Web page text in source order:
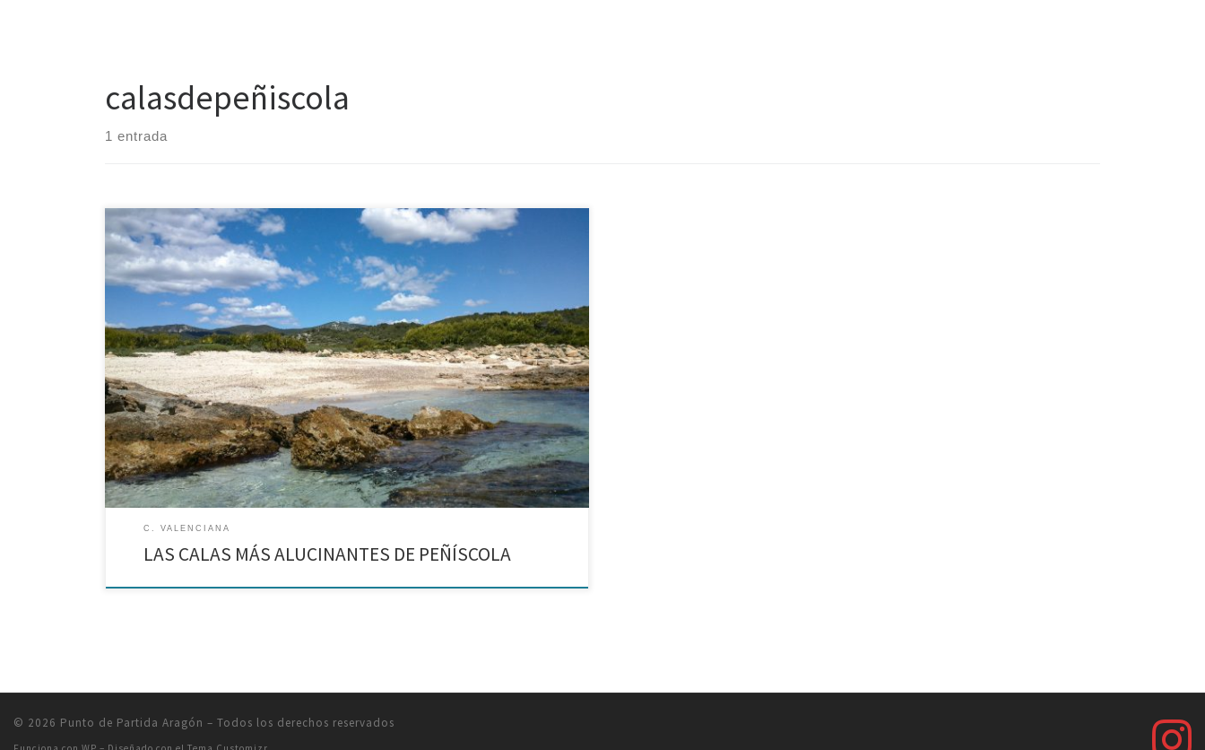
calasdepeñiscola
1 entrada
La costa del Parque Natural de la Sierra de Irta
C. VALENCIANA
LAS CALAS MÁS ALUCINANTES DE PEÑÍSCOLA
© 2026 Punto de Partida Aragón – Todos los derechos reservados